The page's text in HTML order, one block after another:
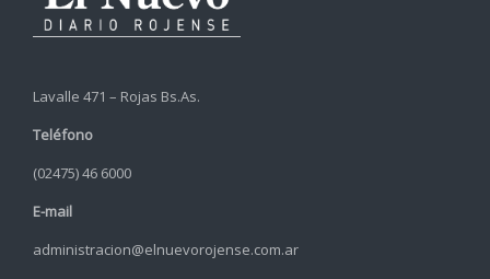
Lavalle 471 – Rojas Bs.As.
Teléfono
(02475) 46 6000
E-mail
administracion@elnuevorojense.com.ar